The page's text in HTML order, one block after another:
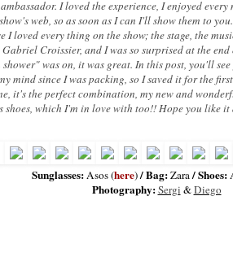
I loved the experience, I enjoyed
web, so as soon as I can I'll show them to
I loved every thing on the show; the stage, the
Croissier, and I was so surprised at the
was on, it was great. In this post, you'll
mind since I was packing, so I saved it for the
it's the perfect combination, my new and
shoes, which I'm in love with too!! Hope you like
Sunglasses:Asos (here)/ Bag:Zara/ Shoes:
Photography:Sergi &Diego